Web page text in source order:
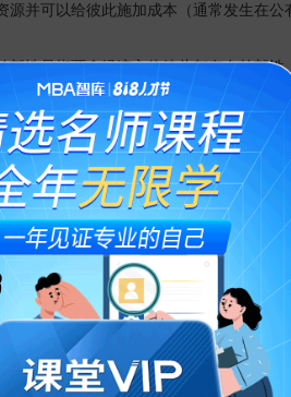
可以给彼此施加成本（通常发生在公
是指两个经济主体彼此都存在外部性
乙方对甲方有外部不经济效应，或者
开后要结果，离不开蜜蜂传授花粉，
两者正好相等，就说明外部经济效果
了外部性理论，并把外部性、产权以及
的利益（或反之），这是制度变迁 所
谈判的成本极高，经济个体得到的收
尚没水喝” 就包含着制度外部性的意